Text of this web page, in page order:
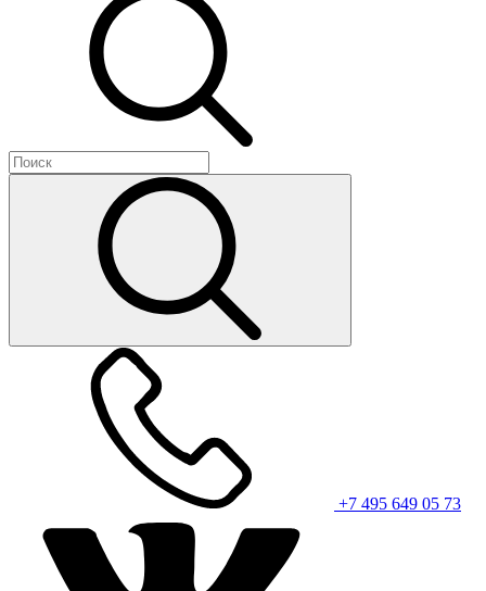
+7 495 649 05 73